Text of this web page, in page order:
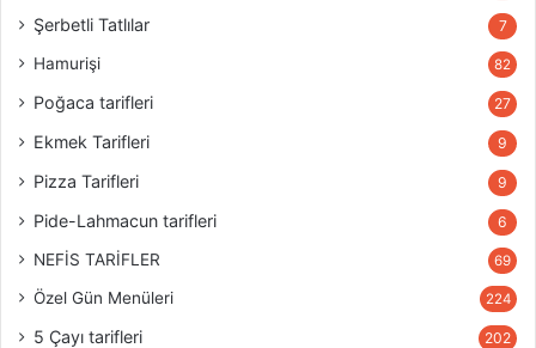
Şerbetli Tatlılar 7
Hamurişi 82
Poğaca tarifleri 27
Ekmek Tarifleri 9
Pizza Tarifleri 9
Pide-Lahmacun tarifleri 6
NEFİS TARİFLER 69
Özel Gün Menüleri 224
5 Çayı tarifleri 202